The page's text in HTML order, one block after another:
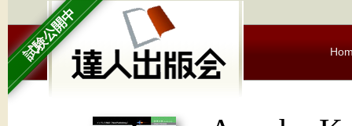
試験公開中